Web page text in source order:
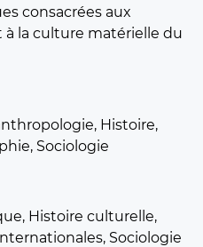
consacrées aux
à la culture matérielle du
Histoire,
Sociologie
Histoire culturelle,
Sociologie